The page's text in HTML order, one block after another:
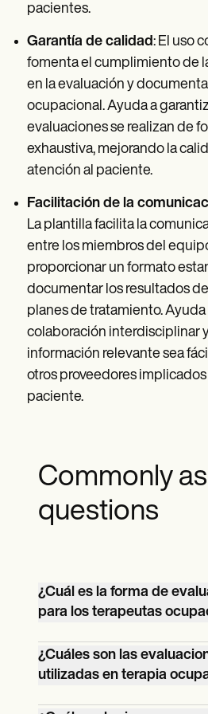
pacientes.
Garantía de calidad: El uso
fomenta el cumplimiento de
en la evaluación y
ocupacional. Ayuda a
evaluaciones se realizan de
exhaustiva, mejorando la
atención al paciente.
Facilitación de la
La plantilla facilita la
entre los miembros del
proporcionar un formato
documentar los resultados
planes de tratamiento. Ayuda
colaboración interdisciplinar
información relevante sea
otros proveedores
paciente.
Commonly
questions
¿Cuál es la forma de
para los terapeutas
La evaluación inicial para
ocupacionales es el primer
evaluación de las
capacidades y objetivos de
¿Cuáles son las
utilizadas en terapia
Entre las evaluaciones más